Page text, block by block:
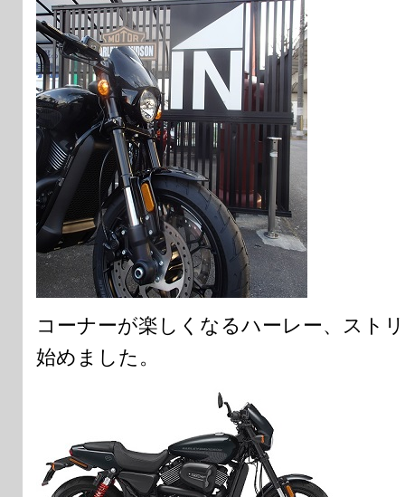
コーナーが楽しくなるハーレー、スト
始めました。